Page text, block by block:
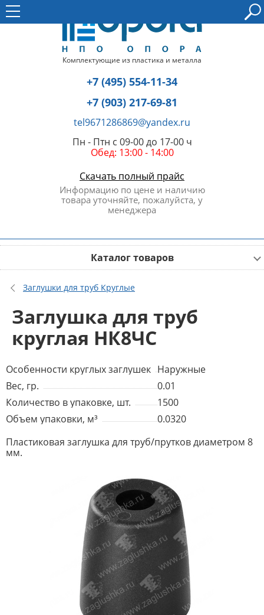
Комплектующие из пластика и металла
+7 (495) 554-11-34
+7 (903) 217-69-81
tel9671286869@yandex.ru
Пн - Птн с 09-00 до 17-00 ч
Обед: 13:00 - 14:00
Скачать полный прайс
Информацию по цене и наличию
товара уточняйте, пожалуйста, у
менеджера
Каталог товаров
Заглушки для труб Круглые
Заглушка для труб
круглая НК8ЧС
Особенности круглых заглушек Наружные
Вес, гр.
0.01
Количество в упаковке, шт.
1500
Объем упаковки, м³
0.0320
Пластиковая заглушка для труб/прутков диаметром 8
мм.